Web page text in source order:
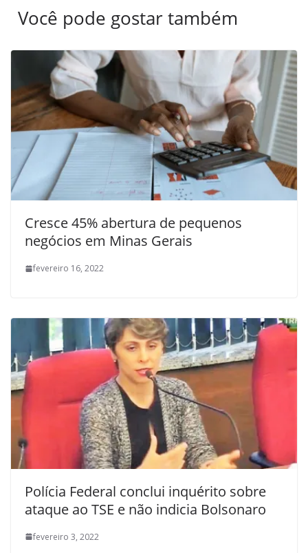
Você pode gostar também
Cresce 45% abertura de pequenos
negócios em Minas Gerais
fevereiro 16, 2022
Polícia Federal conclui inquérito sobre
ataque ao TSE e não indicia Bolsonaro
fevereiro 3, 2022